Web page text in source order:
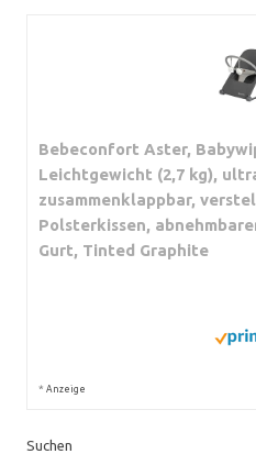
Bebeconfort Aster,
Leichtgewicht (2,7 kg),
zusammenklappbar,
Polsterkissen,
Gurt, Tinted Graphite
* Anzeige
Suchen